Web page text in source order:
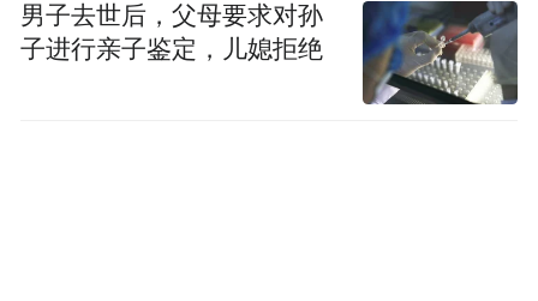
男子去世后，父母要求对孙
子进行亲子鉴定，儿媳拒绝